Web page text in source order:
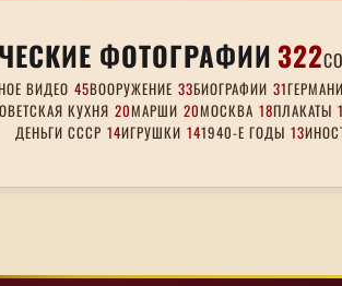
ФОТОГРАФИИ 322
ВИДЕО 45ВООРУЖЕНИЕ 33БИОГРАФИИ 31
КУХНЯ 20МАРШИ 20МОСКВА 18ПЛАКАТЫ
ДЕНЬГИ СССР 14ИГРУШКИ 141940-Е ГОДЫ 13